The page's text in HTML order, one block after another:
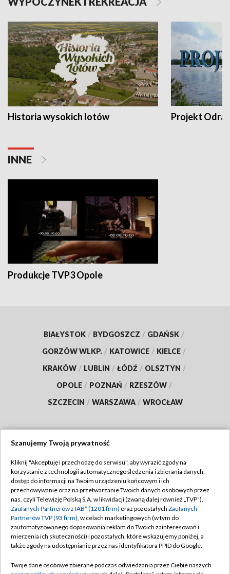
Historia wysokich lotów Projekt Odra
INNE
Produkcje TVP3 Opole
BIAŁYSTOK / BYDGOSZCZ / GDAŃSK /
GORZÓW WLKP. / KATOWICE / KIELCE /
KRAKÓW / LUBLIN / ŁÓDŹ / OLSZTYN /
OPOLE / POZNAŃ / RZESZÓW /
SZCZECIN / WARSZAWA / WROCŁAW
TVP
Abonament TVP
Emisja w TVP
Centrum informacji TVP
Naziemna Telewizja Cyfrowa
Regulamin TVP
Polityka prywatności
Moje zgody
Pomoc
Szanujemy Twoją prywatność
Kliknij "Akceptuję i przechodzę do serwisu", aby wyrazić zgody na
korzystanie z technologii automatycznego śledzenia i zbierania danych,
dostęp do informacji na Twoim urządzeniu końcowym i ich
przechowywanie oraz na przetwarzanie Twoich danych osobowych przez
nas, czyli Telewizję Polską S.A. w likwidacji (zwaną dalej również „TVP”),
Zaufanych Partnerów z IAB* (1201 firm) oraz pozostałych Zaufanych
Partnerów TVP (93 firm), w celach marketingowych (w tym do
zautomatyzowanego dopasowania reklam do Twoich zainteresowań i
mierzenia ich skuteczności) i pozostałych, które wskazujemy poniżej, a
także zgody na udostępnianie przez nas identyfikatora PPID do Google.
Twoje dane osobowe zbierane podczas odwiedzania przez Ciebie naszych